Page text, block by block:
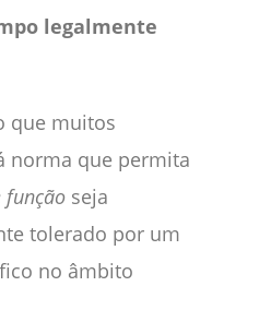
legalmente
que muitos
norma que permita
função seja
tolerado por um
no âmbito